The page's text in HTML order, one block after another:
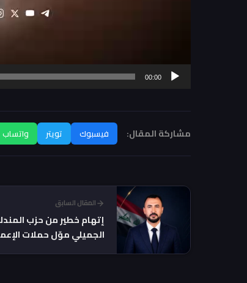
00:00
مشاركة المقال: فيسبوك تويتر واتساب
المقال السابق
إتهام خطير من حزب
الجميلي موّل حملات